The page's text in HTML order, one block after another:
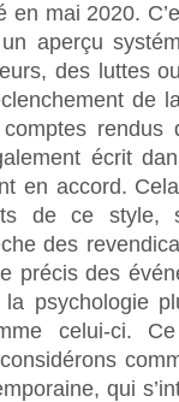
en mai 2020.
aperçu
des luttes
de
rendus
écrit
en accord.
de ce style,
des
précis des
psychologie
celui-ci.
qui